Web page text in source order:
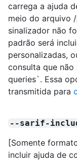
carrega a ajuda
meio do arquivo
sinalizador não
padrão será
personalizadas,
consulta que
queries`. Essa
transmitida para
--sarif-
[Somente
incluir ajuda de